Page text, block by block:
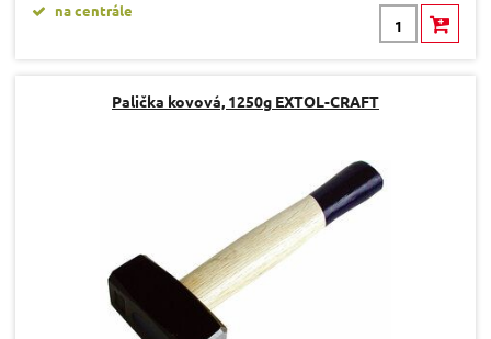
na centrále
Palička kovová, 1250g EXTOL-CRAFT